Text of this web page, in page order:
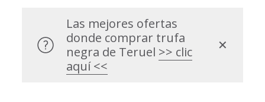
Las mejores ofertas
donde comprar trufa
negra de Teruel >> clic
aquí <<
✕